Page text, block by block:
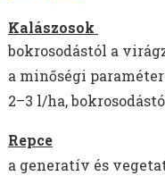
Kalászosok
bokrosodástól a
a minőségi
2–3 l/ha,
Repce
a generatív és